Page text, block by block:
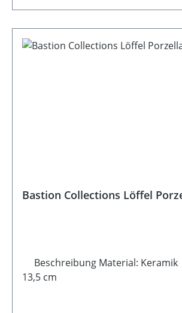
Bastion Collections Löffel
Beschreibung Material: Keramik
13,5 cm